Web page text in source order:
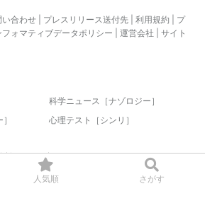
人気順 さがす
い合わせ プレスリリース送付先 利用規約
プ
フォマティブデータポリシー 運営会社
サイト
科学ニュース［ナゾロジー］
心理テスト［シンリ］
reserved.